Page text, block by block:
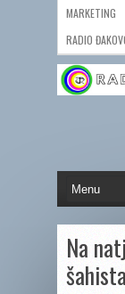
MARKETING
RADIO
Na
šahista